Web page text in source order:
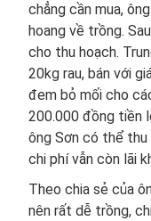
chẳng cần mua,
hoang về trồng.
cho thu hoạch.
20kg rau, bán với
đem bỏ mối cho
200.000 đồng tiền
ông Sơn có thể
chi phí vẫn còn lãi
Theo chia sẻ của
nên rất dễ trồng,